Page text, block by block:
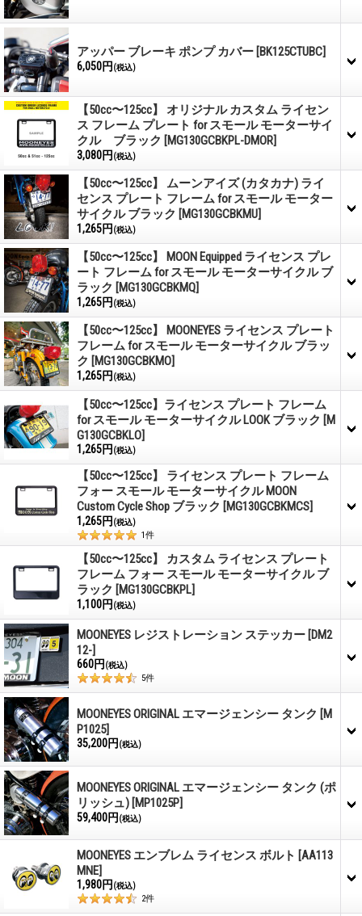
アッパー ブレーキ ポンプ カバー [BK125CTUBC]
6,050円 (税込)
【50cc〜125cc】 オリジナル カスタム ライセン
ス フレーム プレート for スモール モーターサイ
クル ブラック [MG130GCBKPL-DMOR]
3,080円 (税込)
【50cc〜125cc】 ムーンアイズ (カタカナ) ライ
センス プレート フレーム for スモール モーター
サイクル ブラック [MG130GCBKMU]
1,265円 (税込)
【50cc〜125cc】 MOON Equipped ライセンス プレ
ート フレーム for スモール モーターサイクル ブ
ラック [MG130GCBKMQ]
1,265円 (税込)
【50cc〜125cc】 MOONEYES ライセンス プレート
フレーム for スモール モーターサイクル ブラッ
ク [MG130GCBKMO]
1,265円 (税込)
【50cc〜125cc】ライセンス プレート フレーム
for スモール モーターサイクル LOOK ブラック [M
G130GCBKLO]
1,265円 (税込)
【50cc〜125cc】 ライセンス プレート フレーム
フォー スモール モーターサイクル MOON
Custom Cycle Shop ブラック [MG130GCBKMCS]
1,265円 (税込)
1件
【50cc〜125cc】 カスタム ライセンス プレート
フレーム フォー スモール モーターサイクル ブ
ラック [MG130GCBKPL]
1,100円 (税込)
MOONEYES レジストレーション ステッカー [DM2
12-]
660円 (税込)
5件
MOONEYES ORIGINAL エマージェンシー タンク [M
P1025]
35,200円 (税込)
MOONEYES ORIGINAL エマージェンシー タンク (ポ
リッシュ) [MP1025P]
59,400円 (税込)
MOONEYES エンブレム ライセンス ボルト [AA113
MNE]
1,980円 (税込)
2件